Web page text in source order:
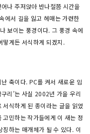
나 주저앉아 반나절쯤 시간을
에서 길을 잃고 헤매는 가련한
보이는 풍경이다. 그 풍경 속에
떻게든 서식하게 되겠지.
축이다. PC를 켜서 새로운 임
리’는 사실 2002년 가을 우리
식하게 된 종이라는 글을 읽었
민하는 작가들에게 이 새는 정
하는 매개체가 될 수 있다. 이